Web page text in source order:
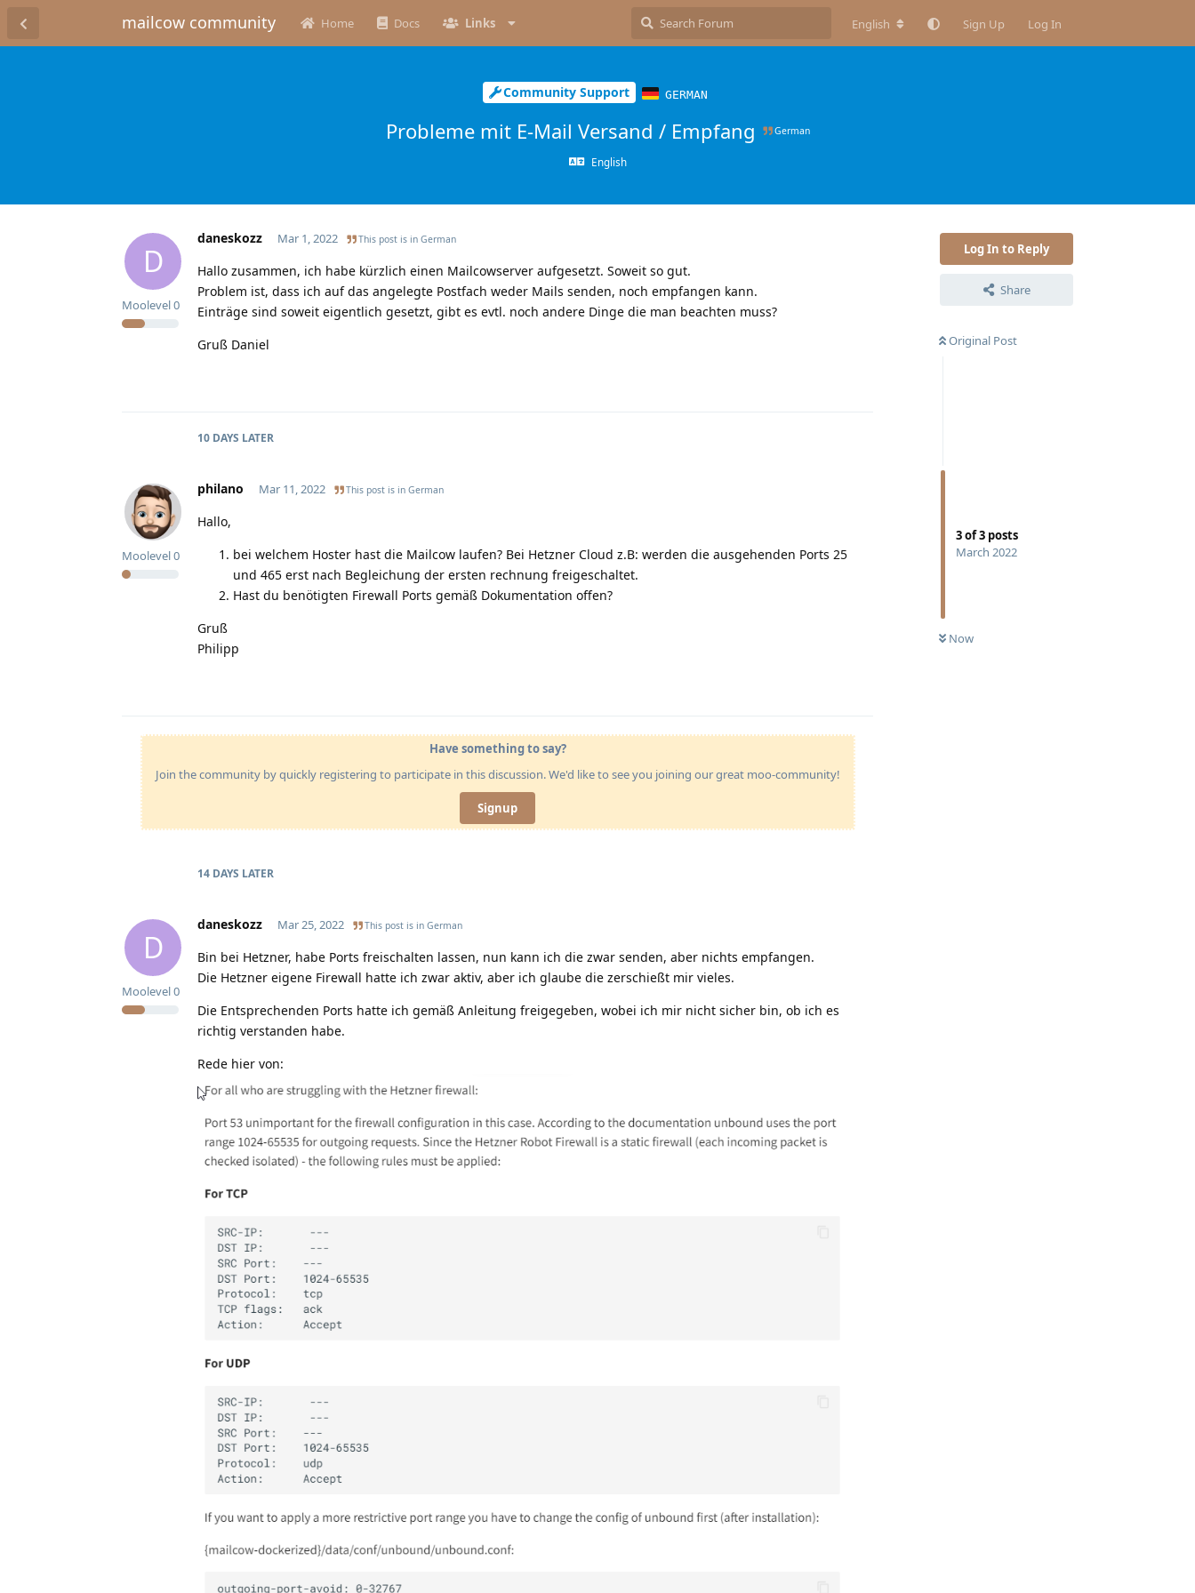
mailcow community Home Docs Links English Sign Up Log In
Community Support GERMAN
Probleme mit E-Mail Versand / Empfang German
English
Log In to Reply
Share
Original Post
3of3 posts
March 2022
Now
D
daneskozz
Moolevel0
Mar 1, 2022 This post is in German
Hallo zusammen, ich habe kürzlich einen Mailcowserver aufgesetzt. Soweit so gut.
Problem ist, dass ich auf das angelegte Postfach weder Mails senden, noch empfangen kann.
Einträge sind soweit eigentlich gesetzt, gibt es evtl. noch andere Dinge die man beachten muss?
Gruß Daniel
10 DAYS LATER
philano
Moolevel0
Mar 11, 2022 This post is in German
Hallo,
bei welchem Hoster hast die Mailcow laufen? Bei Hetzner Cloud z.B: werden die ausgehenden Ports 25
und 465 erst nach Begleichung der ersten rechnung freigeschaltet.
Hast du benötigten Firewall Ports gemäß Dokumentation offen?
Gruß
Philipp
Have something to say?
Join the community by quickly registering to participate in this discussion. We'd like to see you joining our great moo-community!
Signup
14 DAYS LATER
D
daneskozz
Moolevel0
Mar 25, 2022 This post is in German
Bin bei Hetzner, habe Ports freischalten lassen, nun kann ich die zwar senden, aber nichts empfangen.
Die Hetzner eigene Firewall hatte ich zwar aktiv, aber ich glaube die zerschießt mir vieles.
Die Entsprechenden Ports hatte ich gemäß Anleitung freigegeben, wobei ich mir nicht sicher bin, ob ich es
richtig verstanden habe.
Rede hier von: